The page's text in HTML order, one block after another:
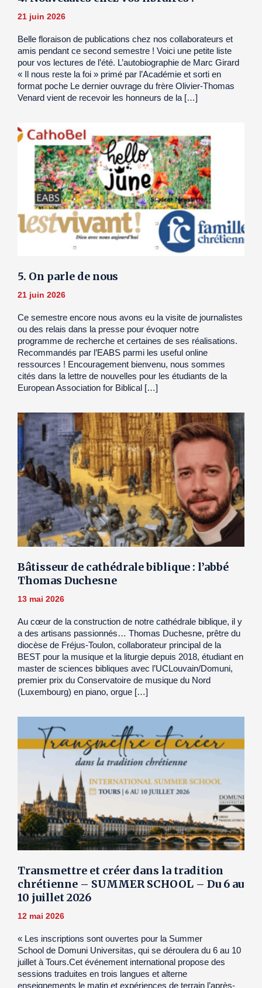
21 juin 2026
Belle floraison de publications chez nos collaborateurs et
amis pendant ce second semestre ! Voici une petite liste
pour vos lectures de l’été. L’autobiographie de Marc Girard
« Il nous reste la foi » primé par l’Académie et sorti en
format poche Le dernier ouvrage du frère Olivier-Thomas
Venard vient de recevoir les honneurs de la […]
5. On parle de nous
21 juin 2026
Ce semestre encore nous avons eu la visite de journalistes
ou des relais dans la presse pour évoquer notre
programme de recherche et certaines de ses réalisations.
Recommandés par l’EABS parmi les useful online
ressources ! Encouragement bienvenu, nous sommes
cités dans la lettre de nouvelles pour les étudiants de la
European Association for Biblical […]
Bâtisseur de cathédrale biblique : l’abbé
Thomas Duchesne
13 mai 2026
Au cœur de la construction de notre cathédrale biblique, il y
a des artisans passionnés… Thomas Duchesne, prêtre du
diocèse de Fréjus-Toulon, collaborateur principal de la
BEST pour la musique et la liturgie depuis 2018, étudiant en
master de sciences bibliques avec l’UCLouvain/Domuni,
premier prix du Conservatoire de musique du Nord
(Luxembourg) en piano, orgue […]
Transmettre et créer dans la tradition
chrétienne – SUMMER SCHOOL – Du 6 au
10 juillet 2026
12 mai 2026
« Les inscriptions sont ouvertes pour la Summer
School de Domuni Universitas, qui se déroulera du 6 au 10
juillet à Tours.Cet événement international propose des
sessions traduites en trois langues et alterne
enseignements le matin et expériences de terrain l’après-